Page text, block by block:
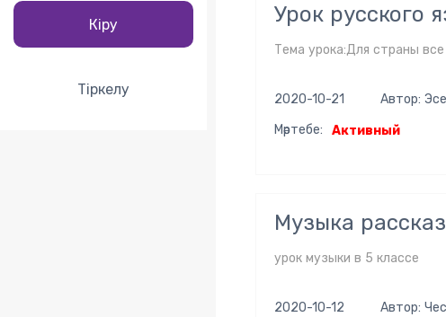
Кіру
Тіркелу
Урок русского
Тема урока:Для страны
2020-10-21 Автор:
Мәртебе:
Активный
Музыка
урок музыки в 5 классе
2020-10-12 Автор: